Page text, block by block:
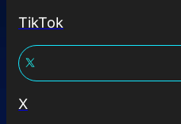
TikTok
X